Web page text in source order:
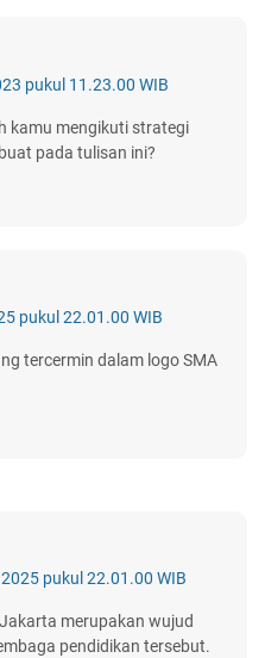
pukul 11.23.00 WIB
kamu mengikuti strategi
pada tulisan ini?
pukul 22.01.00 WIB
tercermin dalam logo SMA
pukul 22.01.00 WIB
merupakan wujud
pendidikan tersebut.